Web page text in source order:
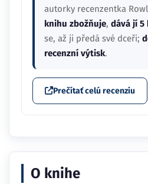
autorky recenzentka
knihu zbožňuje, dává jí 5
se, až ji předá své dceři;
recenzní výtisk.
Prečítať celú recenziu
O knihe